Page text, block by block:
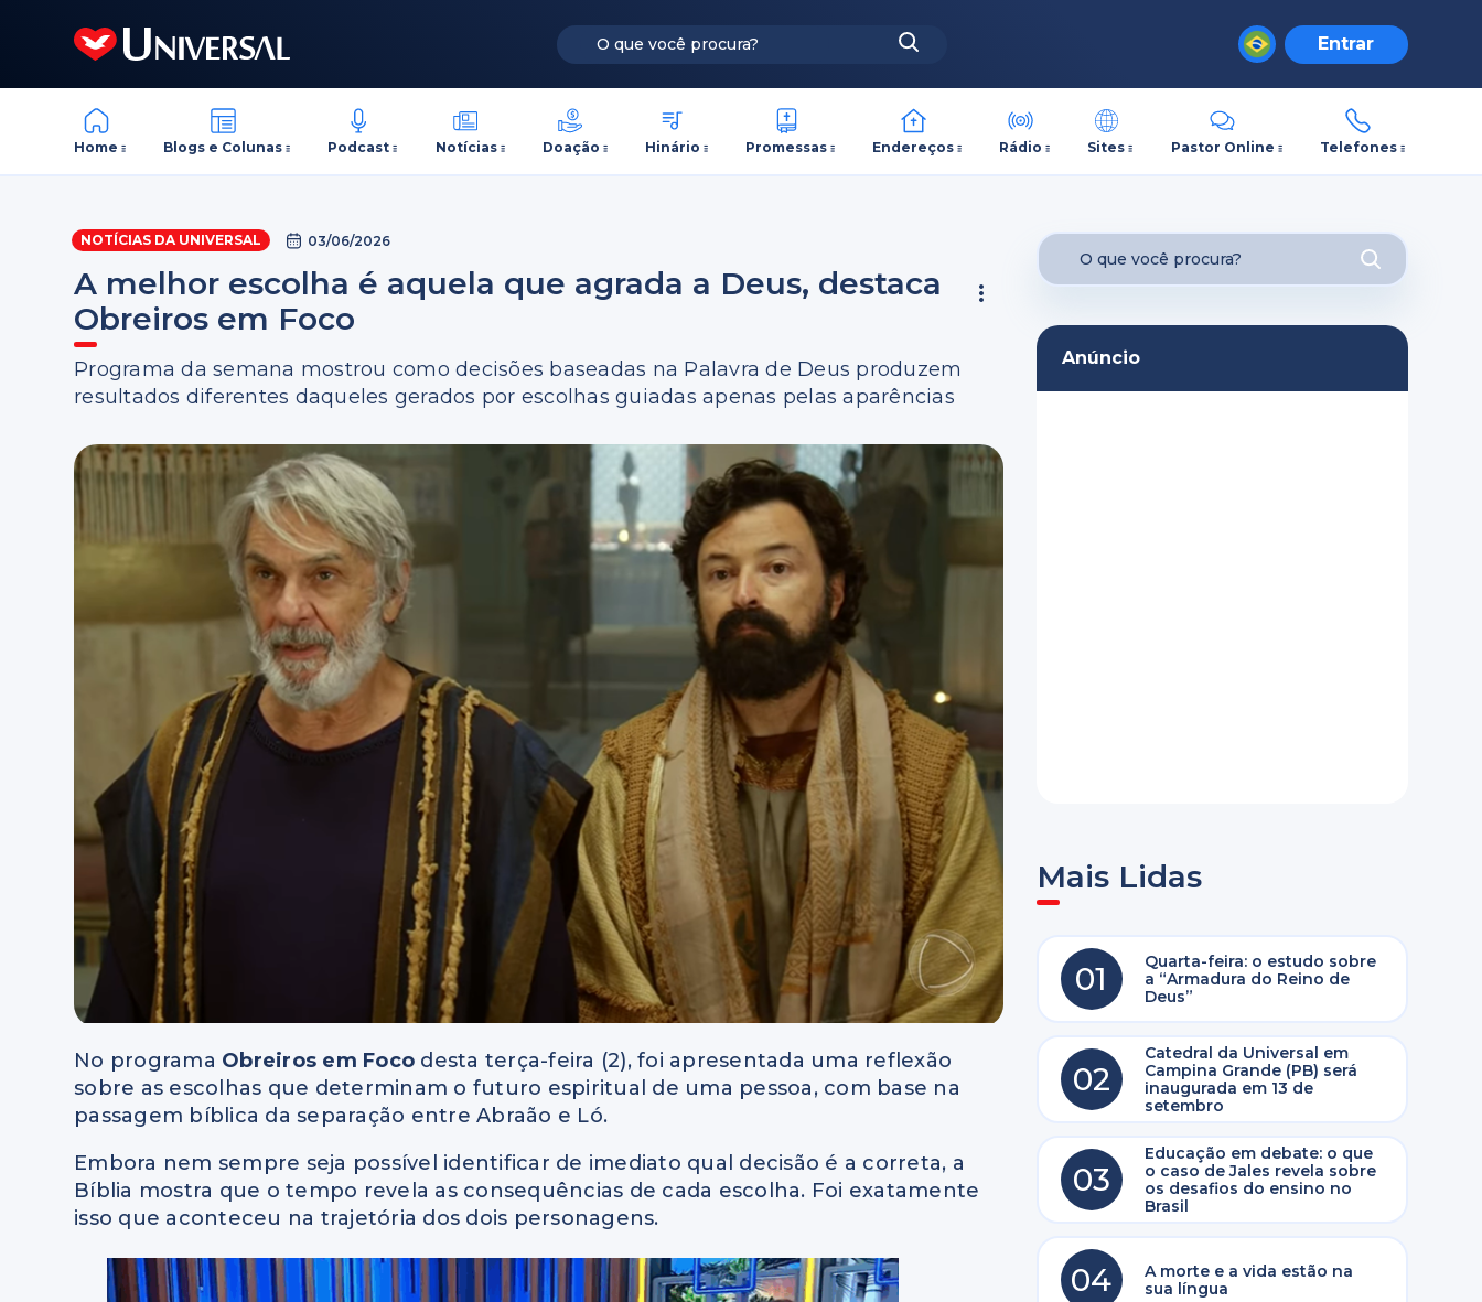
Entrar
Home Blogs e Colunas Podcast Notícias Doação Hinário Promessas Endereços Rádio Sites Pastor Online Telefones
NOTÍCIAS DA UNIVERSAL 03/06/2026
A melhor escolha é aquela que agrada a Deus, destaca
Obreiros em Foco
Programa da semana mostrou como decisões baseadas na Palavra de Deus produzem
resultados diferentes daqueles gerados por escolhas guiadas apenas pelas aparências
No programa Obreiros em Foco desta terça-feira (2), foi apresentada uma reflexão
sobre as escolhas que determinam o futuro espiritual de uma pessoa, com base na
passagem bíblica da separação entre Abraão e Ló.
Embora nem sempre seja possível identificar de imediato qual decisão é a correta, a
Bíblia mostra que o tempo revela as consequências de cada escolha. Foi exatamente
isso que aconteceu na trajetória dos dois personagens.
Anúncio
Mais Lidas
01
Quarta-feira: o estudo sobre
a “Armadura do Reino de
Deus”
02
Catedral da Universal em
Campina Grande (PB) será
inaugurada em 13 de
setembro
03
Educação em debate: o que
o caso de Jales revela sobre
os desafios do ensino no
Brasil
04
A morte e a vida estão na
sua língua